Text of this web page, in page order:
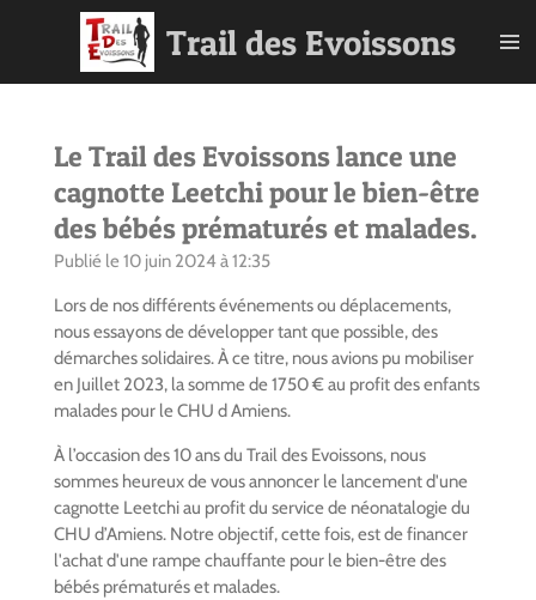
Trail des Evoissons
Le Trail des Evoissons lance une
cagnotte Leetchi pour le bien-être
des bébés prématurés et malades.
Publié le 10 juin 2024 à 12:35
Lors de nos différents événements ou déplacements,
nous essayons de développer tant que possible, des
démarches solidaires. À ce titre, nous avions pu mobiliser
en Juillet 2023, la somme de 1750 € au profit des enfants
malades pour le CHU d Amiens.
À l’occasion des 10 ans du Trail des Evoissons, nous
sommes heureux de vous annoncer le lancement d'une
cagnotte Leetchi au profit du service de néonatalogie du
CHU d’Amiens. Notre objectif, cette fois, est de financer
l'achat d'une rampe chauffante pour le bien-être des
bébés prématurés et malades.